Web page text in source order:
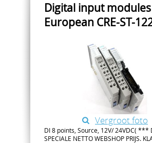
Digital input modules
European CRE-ST-
Vergroot foto
DI 8 points, Source, 12V/ 24VDC( ***
SPECIALE NETTO WEBSHOP PRIJS.